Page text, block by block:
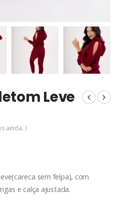
Leve
ainda. )
sem felpa), com
e calça ajustada.